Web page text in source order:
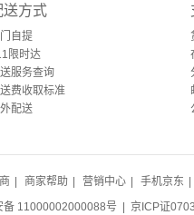
送方式
自提
限时达
服务查询
费收取标准
配送
商家帮助 营销中心 手机京东
备 11000002000088号 | 京ICP证